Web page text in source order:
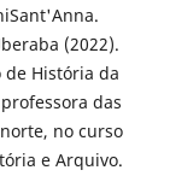
(2022).
História da
das
no curso
e Arquivo.